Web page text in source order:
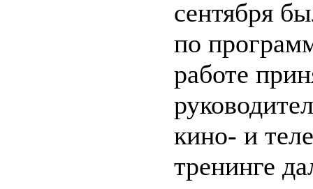
сентября
по
работе
кино- и
тренинге